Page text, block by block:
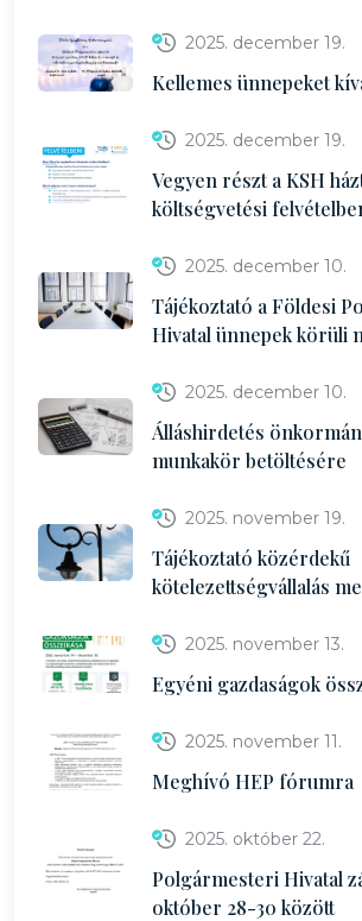
2025. december 19.
Kellemes ünnepeket
2025. december 19.
Vegyen részt a KSH
költségvetési
2025. december 10.
Tájékoztató a Földesi
Hivatal ünnepek körüli
2025. december 10.
Álláshirdetés
munkakör betöltésére
2025. november 19.
Tájékoztató közérdekű
kötelezettségvállalás
2025. november 13.
Egyéni gazdaságok
2025. november 11.
Meghívó HEP fórumra
2025. október 22.
Polgármesteri Hivatal
október 28-30 között